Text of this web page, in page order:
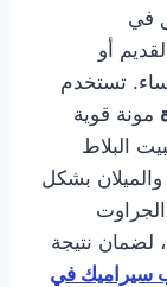
في
أو
تستخدم
مونة قوية
البلاط
بشكل
لضمان نتيجة
سيراميك في